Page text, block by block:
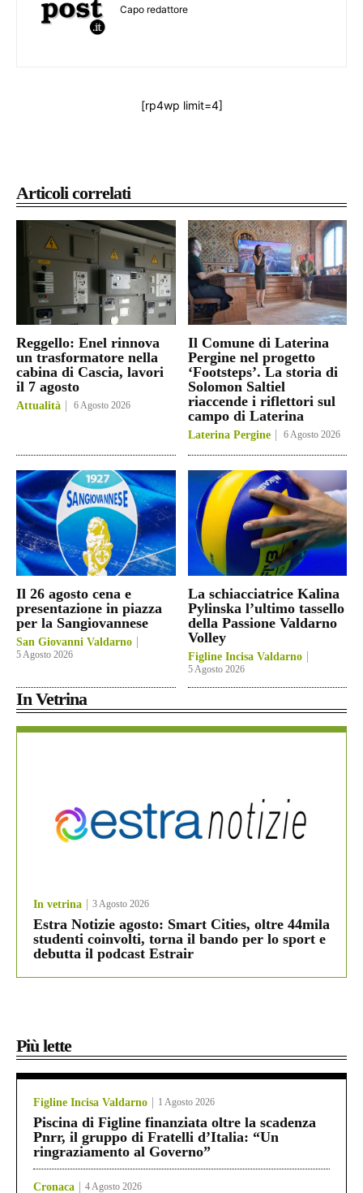
Articoli correlati
Reggello: Enel rinnova
un trasformatore nella
cabina di Cascia, lavori
il 7 agosto
Attualità 6 Agosto 2026
Il Comune di Laterina
Pergine nel progetto
‘Footsteps’. La storia di
Solomon Saltiel
riaccende i riflettori sul
campo di Laterina
Laterina Pergine 6 Agosto 2026
Il 26 agosto cena e
presentazione in piazza
per la Sangiovannese
San Giovanni Valdarno
5 Agosto 2026
La schiacciatrice Kalina
Pylinska l’ultimo tassello
della Passione Valdarno
Volley
Figline Incisa Valdarno
5 Agosto 2026
In Vetrina
In vetrina 3 Agosto 2026
Estra Notizie agosto: Smart Cities, oltre 44mila
studenti coinvolti, torna il bando per lo sport e
debutta il podcast Estrair
Più lette
Figline Incisa Valdarno 1 Agosto 2026
Piscina di Figline finanziata oltre la scadenza
Pnrr, il gruppo di Fratelli d’Italia: “Un
ringraziamento al Governo”
Cronaca 4 Agosto 2026
Capo redattore
[rp4wp limit=4]